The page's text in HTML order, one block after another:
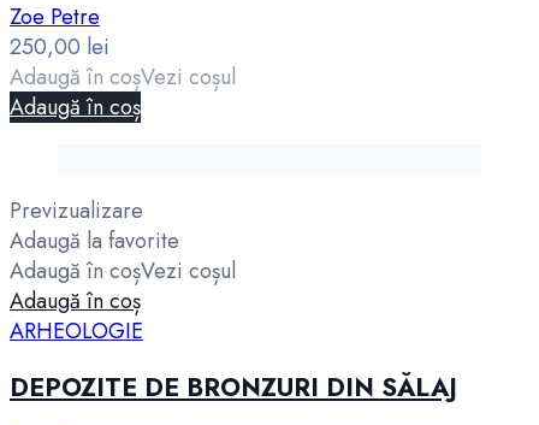
Zoe Petre
250,00 lei
Adaugă în coșVezi coșul
Adaugă în coș
Previzualizare
Adaugă la favorite
Adaugă în coșVezi coșul
Adaugă în coș
ARHEOLOGIE
DEPOZITE DE BRONZURI DIN SĂLAJ